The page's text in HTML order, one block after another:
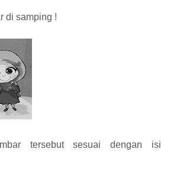
di samping !
tersebut sesuai dengan isi